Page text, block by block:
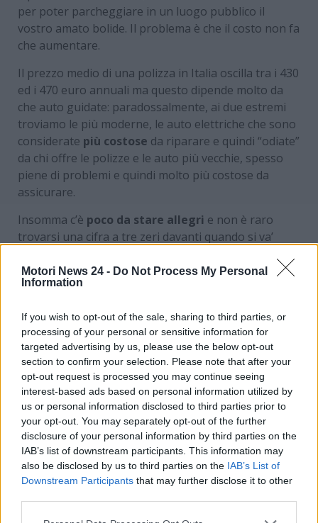
Motori News 24 - Do Not Process My Personal
Information
If you wish to opt-out of the sale, sharing to third parties, or
processing of your personal or sensitive information for
targeted advertising by us, please use the below opt-out
section to confirm your selection. Please note that after your
opt-out request is processed you may continue seeing
interest-based ads based on personal information utilized by
us or personal information disclosed to third parties prior to
your opt-out. You may separately opt-out of the further
disclosure of your personal information by third parties on the
IAB’s list of downstream participants. This information may
also be disclosed by us to third parties on the IAB’s List of
Downstream Participants that may further disclose it to other
per poter parcheggiare in un luogo pubblico il
vostro amato bolide. Il problema è che il costo non fa
che aumentare.
Il prezzo medio di una polizza in Italia oscilla tra i 430
ed i 470 euro annuali ma questo dipende molto da
che auto guidate: paradossalmente, ai due estremi
troviamo le più moderne, le auto elettriche che sono
considerate più costose da riparare e quindi “odiate”
da chi offre le polizze e le auto più vecchie, spesso
piene di problemi e quindi molto più costose da
assicurare.
Insomma c’è poco da stare allegri e non è raro
trovarsi una cifra a tre zeri davanti quando si va’
l’incoscienza o la sfortuna di trovarvi coinvolti in un
incidente stradale con la vettura negli ultimi dodici
alternativa, potreste provare questo metodo molto
amato dai guidatori di tutto il mondo.
Polizza RC auto, i nottambuli
spendono di più
Stando ad un’analisi condotta daThe Sun sul mercato
britannicoma applicabile un po’ ovunque, l’orario
in cui scegliete di stipulare la vostra polizza auto
influisce sull’importo che andate a sborsare. Stando
alle analisi condotte da alcuni cronisti del periodico
che hanno studiato il fenomeno, c’è un notevole